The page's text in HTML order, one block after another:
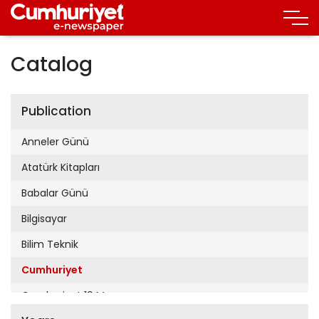
Catalog
Publication
Anneler Günü
Atatürk Kitapları
Babalar Günü
Bilgisayar
Bilim Teknik
Cumhuriyet
Cumhuriyet 19 Mayıs